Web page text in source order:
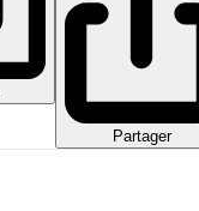
Partager